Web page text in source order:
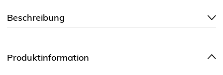
Beschreibung
Produktinformation